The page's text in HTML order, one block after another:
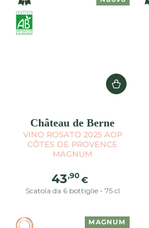
Château de Berne
VINO ROSATO 2025 AOP
CÔTES DE PROVENCE
MAGNUM
Prezzo
regolare
43,90 €
Scatola da 6 bottiglie - 75 cl
MAGNUM